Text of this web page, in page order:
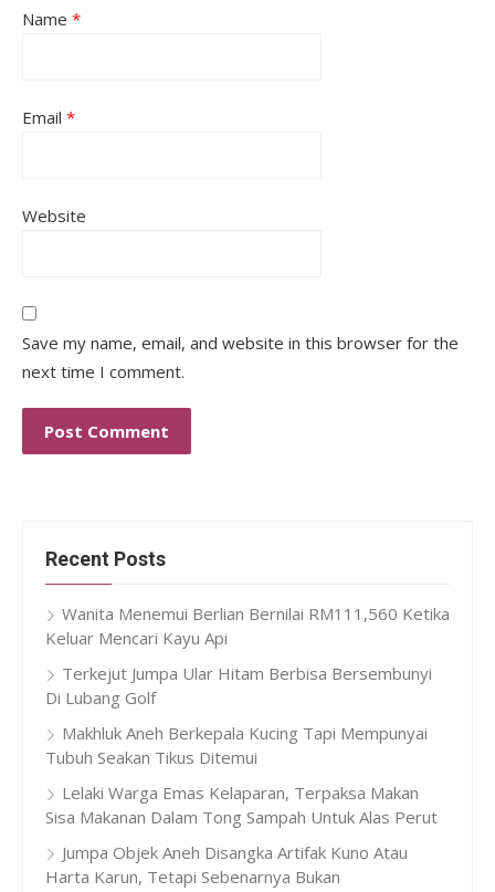
Name *
Email *
Website
Save my name, email, and website in this browser for the
next time I comment.
Recent Posts
Wanita Menemui Berlian Bernilai RM111,560 Ketika
Keluar Mencari Kayu Api
Terkejut Jumpa Ular Hitam Berbisa Bersembunyi
Di Lubang Golf
Makhluk Aneh Berkepala Kucing Tapi Mempunyai
Tubuh Seakan Tikus Ditemui
Lelaki Warga Emas Kelaparan, Terpaksa Makan
Sisa Makanan Dalam Tong Sampah Untuk Alas Perut
Jumpa Objek Aneh Disangka Artifak Kuno Atau
Harta Karun, Tetapi Sebenarnya Bukan